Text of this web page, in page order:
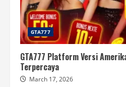
GTA777
GTA777 Platform Versi
Terpercaya
March 17, 2026